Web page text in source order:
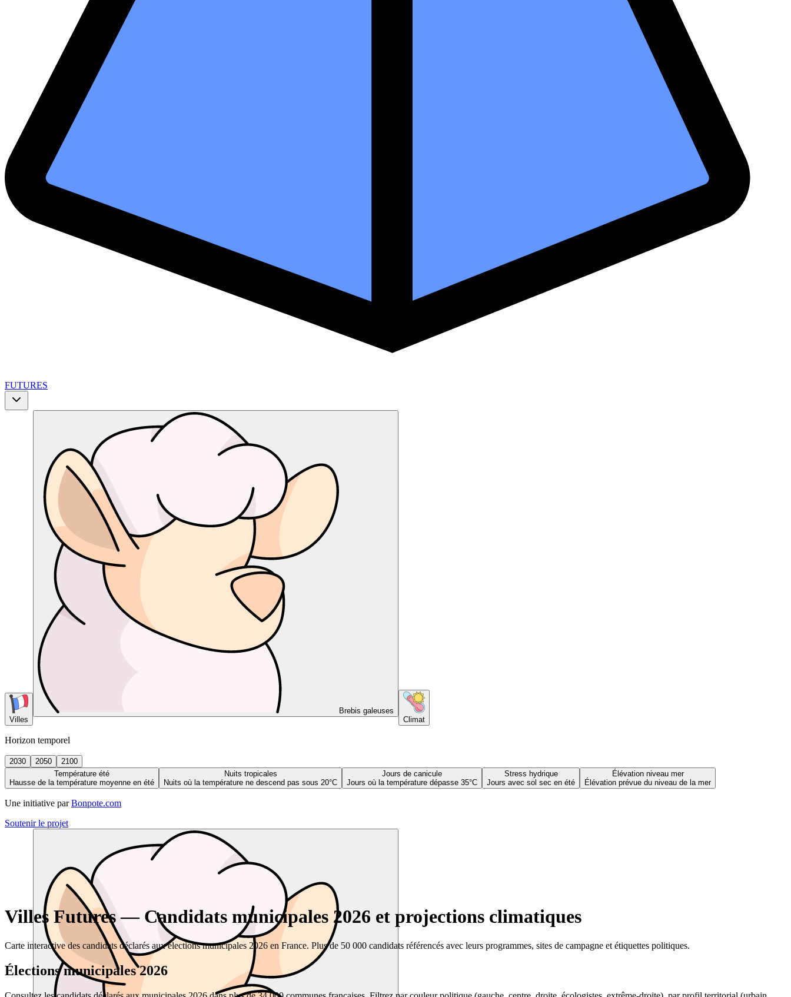
FUTURES
Villes
Brebis galeuses
Climat
Horizon temporel
2030 2050
2100
Température été
Hausse de la température moyenne en été
Nuits tropicales
Nuits où la température ne descend pas sous 20°C
Jours de canicule
Jours où la température dépasse 35°C
Stress hydrique
Jours avec sol sec en été
Élévation niveau mer
Élévation prévue du niveau de la mer
Une initiative par Bonpote.com
Soutenir le projet
Villes Futures — Candidats municipales 2026 et projections climatiques
Carte interactive des candidats déclarés aux élections municipales 2026 en France. Plus de 50 000 candidats référencés avec leurs programmes, sites de campagne et étiquettes politiques.
Élections municipales 2026